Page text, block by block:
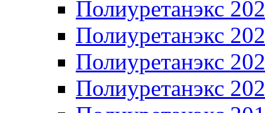
Полиуретанэкс
Полиуретанэкс
Полиуретанэкс
Полиуретанэкс